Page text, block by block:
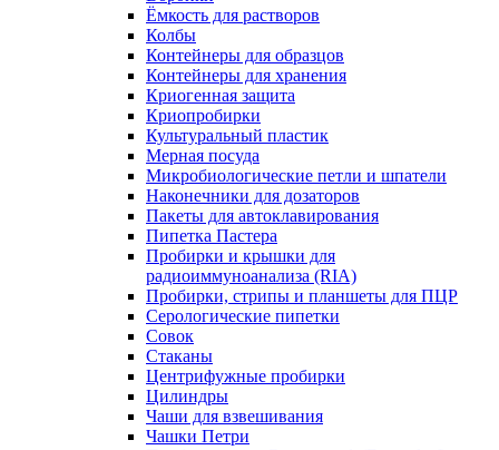
Ёмкость для растворов
Колбы
Контейнеры для образцов
Контейнеры для хранения
Криогенная защита
Криопробирки
Культуральный пластик
Мерная посуда
Микробиологические петли и шпатели
Наконечники для дозаторов
Пакеты для автоклавирования
Пипетка Пастера
Пробирки и крышки для
радиоиммуноанализа (RIA)
Пробирки, стрипы и планшеты для ПЦР
Серологические пипетки
Совок
Стаканы
Центрифужные пробирки
Цилиндры
Чаши для взвешивания
Чашки Петри